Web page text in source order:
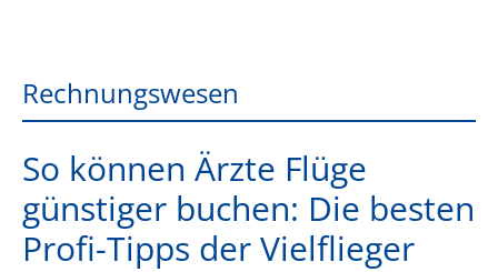
Rechnungswesen
So können Ärzte Flüge
günstiger buchen: Die besten
Profi-Tipps der Vielflieger